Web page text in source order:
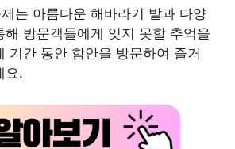
는 아름다운 해바라기 밭과 다양
해 방문객들에게 잊지 못할 추억을
기간 동안 함안을 방문하여 즐거
요.